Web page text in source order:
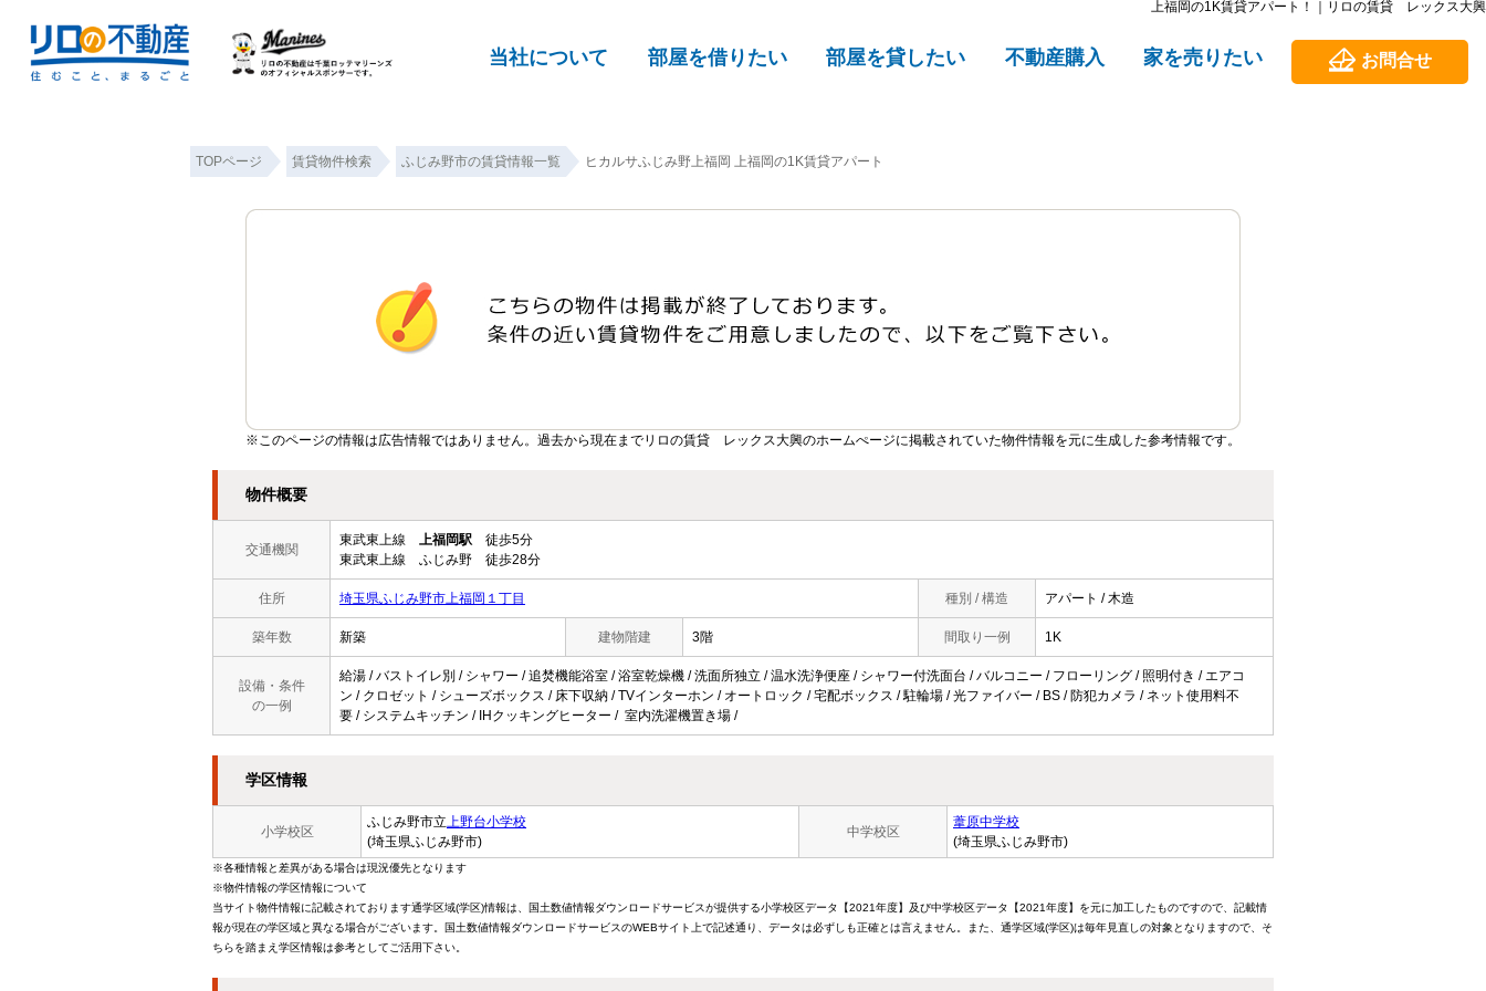
上福岡の1K賃貸アパート！｜リロの賃貸 レックス大興
当社について 部屋を借りたい 部屋を貸したい 不動産購入 家を売りたい お問合せ
TOPページ 賃貸物件検索 ふじみ野市の賃貸情報一覧 ヒカルサふじみ野上福岡 上福岡の1K賃貸アパート
※このページの情報は広告情報ではありません。過去から現在までリロの賃貸 レックス大興のホームぺージに掲載されていた物件情報を元に生成した参考情報です。
物件概要
交通機関
東武東上線 上福岡駅 徒歩5分
東武東上線 ふじみ野 徒歩28分
住所 埼玉県ふじみ野市上福岡１丁目 種別 / 構造 アパート / 木造
築年数 新築 建物階建 3階 間取り一例 1K
設備・条件
の一例
給湯 / バストイレ別 / シャワー / 追焚機能浴室 / 浴室乾燥機 / 洗面所独立 / 温水洗浄便座 / シャワー付洗面台 / バルコニー / フローリング / 照明付き / エアコ
ン / クロゼット / シューズボックス / 床下収納 / TVインターホン / オートロック / 宅配ボックス / 駐輪場 / 光ファイバー / BS / 防犯カメラ / ネット使用料不
要 / システムキッチン / IHクッキングヒーター / 室内洗濯機置き場 /
学区情報
小学校区
ふじみ野市立 上野台小学校
(埼玉県ふじみ野市)
中学校区
葦原中学校
(埼玉県ふじみ野市)
※各種情報と差異がある場合は現況優先となります
※物件情報の学区情報について
当サイト物件情報に記載されております通学区域(学区)情報は、国土数値情報ダウンロードサービスが提供する小学校区データ【2021年度】及び中学校区データ【2021年度】を元に加工したものですので、記載情
報が現在の学区域と異なる場合がございます。国土数値情報ダウンロードサービスのWEBサイト上で記述通り、データは必ずしも正確とは言えません。また、通学区域(学区)は毎年見直しの対象となりますので、そ
ちらを踏まえ学区情報は参考としてご活用下さい。